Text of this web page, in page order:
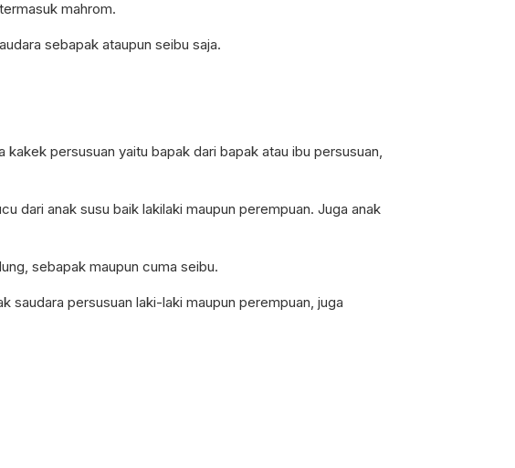
mahrom.
sebapak ataupun seibu saja.
persusuan yaitu bapak dari bapak atau ibu persusuan,
dari anak susu baik lakilaki maupun perempuan. Juga anak
sebapak maupun cuma seibu.
saudara persusuan laki-laki maupun perempuan, juga